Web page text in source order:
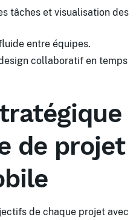
tâches et visualisation des
entre équipes.
collaboratif en temps
de projet
de chaque projet avec